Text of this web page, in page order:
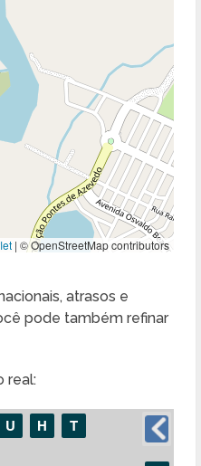
| © OpenStreetMap contributors
atrasos e
pode também refinar
real: